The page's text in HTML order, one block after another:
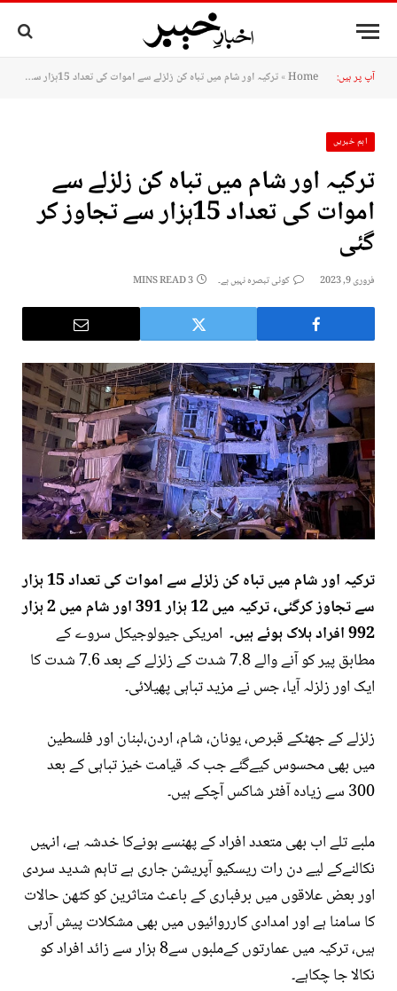
آپ پر ہیں: Home
»ترکیہ اور شام میں تباہ کن زلزلے سے اموات کی تعداد 15ہزار سے تجاوز کر گئی
اہم خبریں
ترکیہ اور شام میں تباہ کن زلزلے سے
اموات کی تعداد 15ہزار سے تجاوز کر
گئی
فروری 9, 2023 کوئی تبصرہ نہیں ہے۔ 3 MINS READ
ترکیہ اور شام میں تباہ کن زلزلے سے اموات کی تعداد 15 ہزار
سے تجاوز کرگئی، ترکیہ میں 12 ہزار 391 اور شام میں 2 ہزار
992 افراد ہلاک ہوئے ہیں۔
امریکی جیولوجیکل سروے کے
مطابق پیر کو آنے والے 7.8 شدت کے زلزلے کے بعد 7.6 شدت کا
ایک اور زلزلہ آیا، جس نے مزید تباہی پھیلائی۔
زلزلے کے جھٹکے قبرص، یونان، شام، اردن،لبنان اور فلسطین
میں بھی محسوس کیےگئے جب کہ قیامت خیز تباہی کے بعد
300 سے زیادہ آفٹر شاکس آچکے ہیں۔
ملبے تلے اب بھی متعدد افراد کے پھنسے ہونےکا خدشہ ہے، انہیں
نکالنےکے لیے دن رات ریسکیو آپریشن جاری ہے تاہم شدید سردی
اور بعض علاقوں میں برفباری کے باعث متاثرین کو کٹھن حالات
کا سامنا ہے اور امدادی کارروائیوں میں بھی مشکلات پیش آرہی
ہیں، ترکیہ میں عمارتوں کےملبوں سے8 ہزار سے زائد افراد کو
نکالا جا چکاہے۔